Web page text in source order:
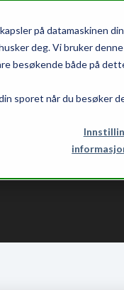
på datamaskinen
deg. Vi bruker
besøkende både på
sporet når du